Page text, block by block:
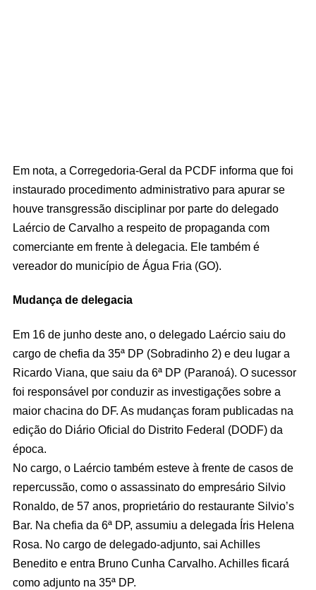
Em nota, a Corregedoria-Geral da PCDF informa que foi
instaurado procedimento administrativo para apurar se
houve transgressão disciplinar por parte do delegado
Laércio de Carvalho a respeito de propaganda com
comerciante em frente à delegacia. Ele também é
vereador do município de Água Fria (GO).
Mudança de delegacia
Em 16 de junho deste ano, o delegado Laércio saiu do
cargo de chefia da 35ª DP (Sobradinho 2) e deu lugar a
Ricardo Viana, que saiu da 6ª DP (Paranoá). O sucessor
foi responsável por conduzir as investigações sobre a
maior chacina do DF. As mudanças foram publicadas na
edição do Diário Oficial do Distrito Federal (DODF) da
época.
No cargo, o Laércio também esteve à frente de casos de
repercussão, como o assassinato do empresário Silvio
Ronaldo, de 57 anos, proprietário do restaurante Silvio’s
Bar. Na chefia da 6ª DP, assumiu a delegada Íris Helena
Rosa. No cargo de delegado-adjunto, sai Achilles
Benedito e entra Bruno Cunha Carvalho. Achilles ficará
como adjunto na 35ª DP.